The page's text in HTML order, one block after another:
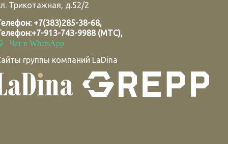
Трикотажная, д.52/2
+7(383)285-38-68,
+7-913-743-9988 (МТС),
Чат в WhatsApp
группы компаний LaDina